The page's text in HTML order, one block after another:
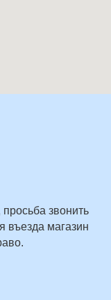
звонить
въезда магазин